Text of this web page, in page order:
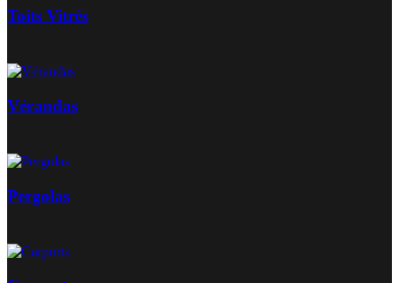
Toits Vitrés
Vérandas
Pergolas